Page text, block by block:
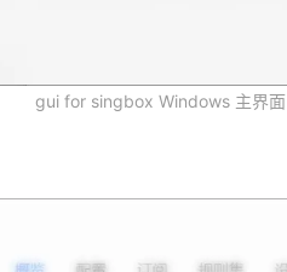
gui for singbox Windows 主界面